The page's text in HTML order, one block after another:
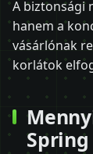
A biztonsági
hanem a
vásárlónak
korlátok